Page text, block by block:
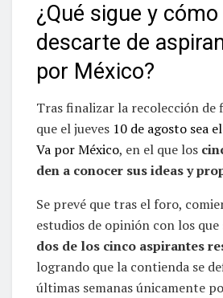
¿Qué sigue y cómo
descarte de
por México?
Tras finalizar la recolección de
que el jueves 10 de agosto sea
Va por México, en el que los
den a conocer sus ideas y
Se prevé que tras el foro,
estudios de opinión con los que
dos de los cinco aspirantes
logrando que la contienda se
últimas semanas únicamente